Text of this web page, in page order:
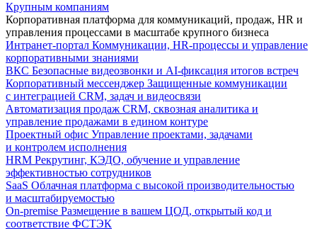
Крупным компаниям
Корпоративная платформа для коммуникаций, продаж, HR и
управления процессами в масштабе крупного бизнеса
Интранет-портал Коммуникации, HR-процессы и управление
корпоративными знаниями
ВКС Безопасные видеозвонки и AI-фиксация итогов встреч
Корпоративный мессенджер Защищенные коммуникации
с интеграцией CRM, задач и видеосвязи
Автоматизация продаж CRM, сквозная аналитика и
управление продажами в едином контуре
Проектный офис Управление проектами, задачами
и контролем исполнения
HRM Рекрутинг, КЭДО, обучение и управление
эффективностью сотрудников
SaaS Облачная платформа с высокой производительностью
и масштабируемостью
On-premise Размещение в вашем ЦОД, открытый код и
соответствие ФСТЭК